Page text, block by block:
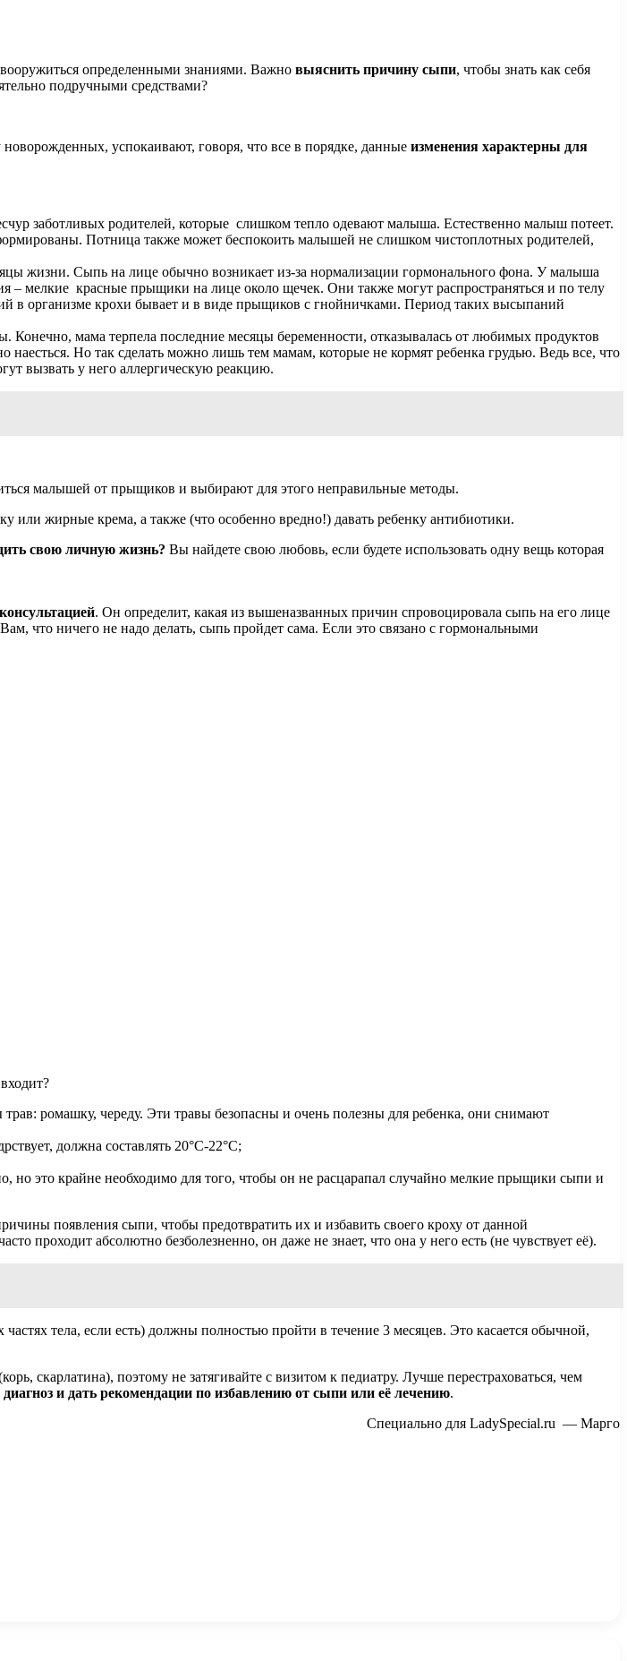
определенными знаниями. Важно выяснить причину сыпи, чтобы знать как себя
подручными средствами?
успокаивают, говоря, что все в порядке, данные изменения характерны для
заботливых родителей, которые слишком тепло одевают малыша. Естественно малыш потеет.
Потница также может беспокоить малышей не слишком чистоплотных родителей,
жизни. Сыпь на лице обычно возникает из-за нормализации гормонального фона. У малыша
– мелкие красные прыщики на лице около щечек. Они также могут распространяться и по телу
в организме крохи бывает и в виде прыщиков с гнойничками. Период таких высыпаний
мама терпела последние месяцы беременности, отказывалась от любимых продуктов
наесться. Но так сделать можно лишь тем мамам, которые не кормят ребенка грудью. Ведь все, что
вызвать у него аллергическую реакцию.
малышей от прыщиков и выбирают для этого неправильные методы.
жирные крема, а также (что особенно вредно!) давать ребенку антибиотики.
свою личную жизнь? Вы найдете свою любовь, если будете использовать одну вещь которая
. Он определит, какая из вышеназванных причин спровоцировала сыпь на его лице
что ничего не надо делать, сыпь пройдет сама. Если это связано с гормональными
ромашку, череду. Эти травы безопасны и очень полезны для ребенка, они снимают
должна составлять 20°С-22°С;
но это крайне необходимо для того, чтобы он не расцарапал случайно мелкие прыщики сыпи и
появления сыпи, чтобы предотвратить их и избавить своего кроху от данной
проходит абсолютно безболезненно, он даже не знает, что она у него есть (не чувствует её).
тела, если есть) должны полностью пройти в течение 3 месяцев. Это касается обычной,
скарлатина), поэтому не затягивайте с визитом к педиатру. Лучше перестраховаться, чем
и дать рекомендации по избавлению от сыпи или её лечению.
Специально для LadySpecial.ru — Марго